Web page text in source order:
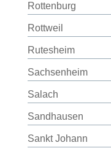
Rottenburg
Rottweil
Rutesheim
Sachsenheim
Salach
Sandhausen
Sankt Johann